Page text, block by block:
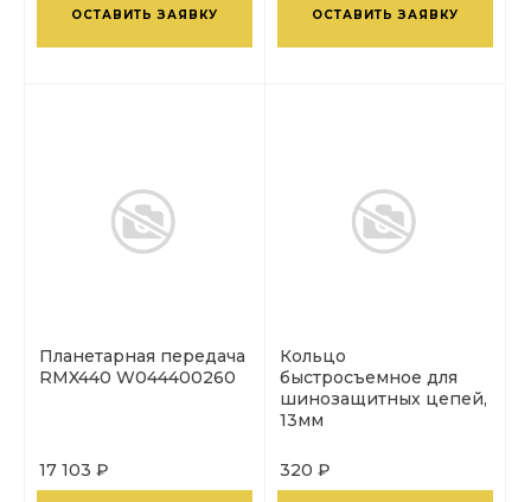
ОСТАВИТЬ ЗАЯВКУ ОСТАВИТЬ ЗАЯВКУ
Планетарная передача
RMX440 W044400260
17 103 ₽
Кольцо
быстросъемное для
шинозащитных цепей,
13мм
320 ₽